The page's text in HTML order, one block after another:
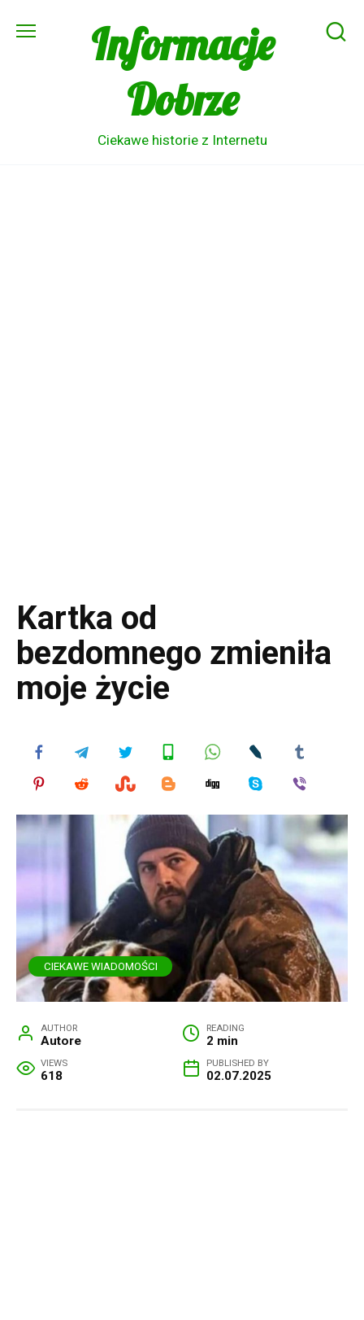
Informacje
Dobrze
Ciekawe historie z Internetu
Kartka od
bezdomnego zmieniła
moje życie
CIEKAWE WIADOMOŚCI
AUTHOR
Autore
READING
2 min
VIEWS
618
PUBLISHED BY
02.07.2025